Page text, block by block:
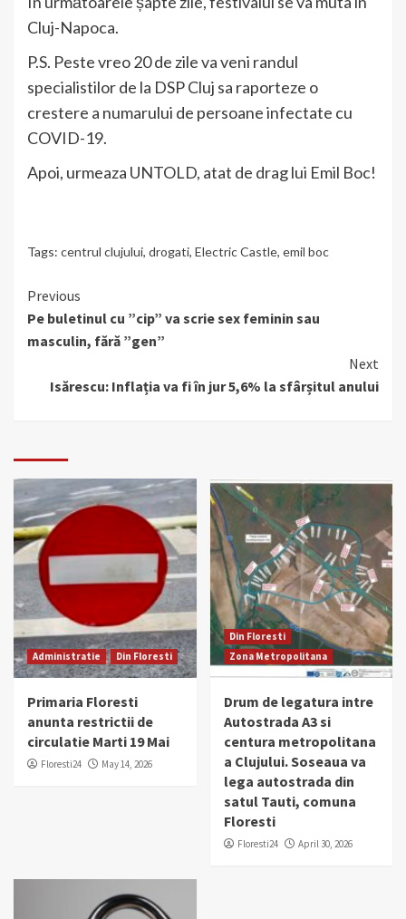
Cluj-Napoca.
P.S. Peste vreo 20 de zile va veni randul
specialistilor de la DSP Cluj sa raporteze o
crestere a numarului de persoane infectate cu
COVID-19.
Apoi, urmeaza UNTOLD, atat de drag lui Emil Boc!
Tags: centrul clujului, drogati, Electric Castle, emil boc
Continue
Reading
Previous
Pe buletinul cu ”cip” va scrie sex feminin sau
masculin, fără ”gen”
Next
Isărescu: ​Inflația va fi în jur 5,6% la sfârșitul anului
Administratie Din Floresti
Primaria Floresti
anunta restrictii de
circulatie Marti 19 Mai
Floresti24 May 14, 2026
Din Floresti
Zona Metropolitana
Drum de legatura intre
Autostrada A3 si
centura metropolitana
a Clujului. Soseaua va
lega autostrada din
satul Tauti, comuna
Floresti
Floresti24 April 30, 2026